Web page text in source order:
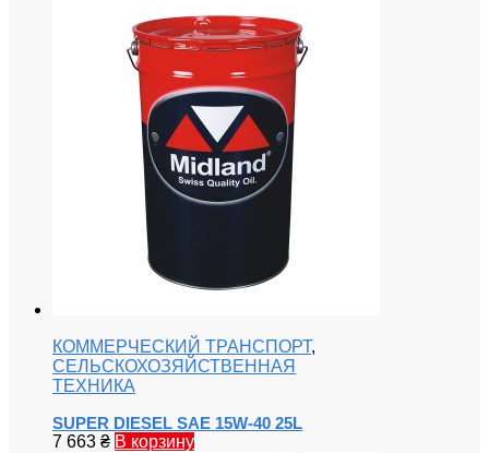
КОММЕРЧЕСКИЙ ТРАНСПОРТ,
СЕЛЬСКОХОЗЯЙСТВЕННАЯ
ТЕХНИКА
SUPER DIESEL SAE 15W-40 25L
7 663 ₴ В корзину